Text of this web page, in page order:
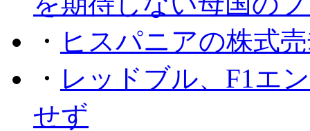
・ ヒスパニアの株式
・ レッドブル、F1エ
せず